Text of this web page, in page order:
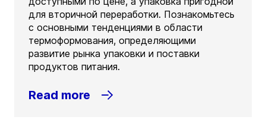
для вторичной переработки. Познакомьтесь
с основными тенденциями в области
термоформования, определяющими
развитие рынка упаковки и поставки
продуктов питания.
Read more